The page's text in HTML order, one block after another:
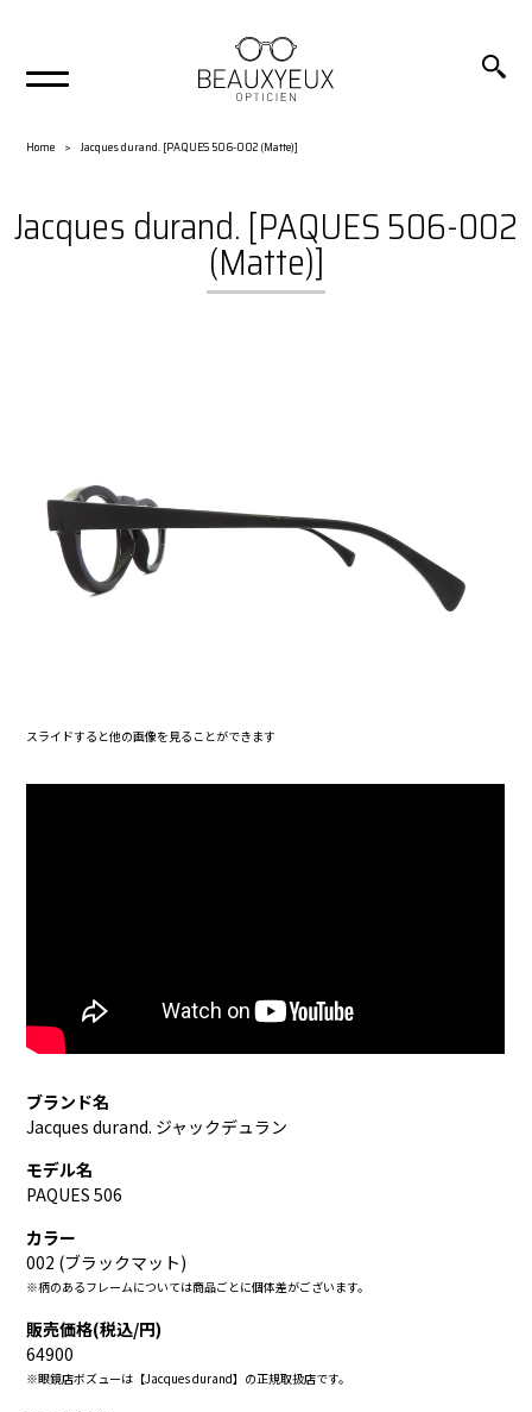
Home Jacques durand. [PAQUES 506-002 (Matte)]
Jacques durand. [PAQUES 506-002
(Matte)]
スライドすると他の画像を見ることができます
ブランド名
Jacques durand. ジャックデュラン
モデル名
PAQUES 506
カラー
002 (ブラックマット)
※柄のあるフレームについては商品ごとに個体差がございます。
販売価格(税込/円)
64900
※眼鏡店ボズューは【Jacques durand】の正規取扱店です。